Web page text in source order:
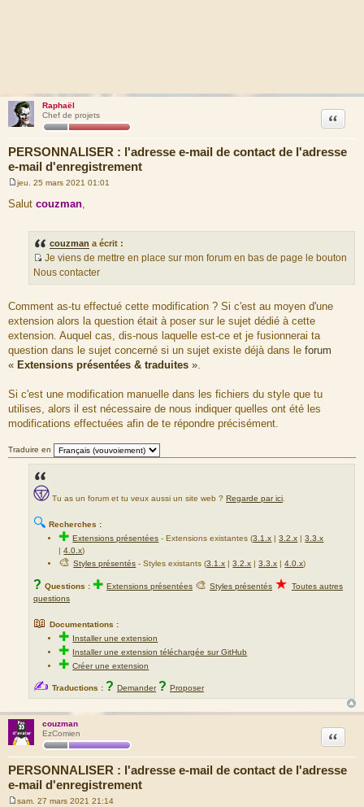
Raphaël
Chef de projets
PERSONNALISER : l'adresse e-mail de contact de l'adresse
e-mail d'enregistrement
Citation
M
e
s
jeu. 25 mars 2021 01:01
Salut couzman
couzman a écrit :
S
o
r
c
e
d
u
e
s
s
g
e
Je viens de mettre en place sur mon forum en bas de page le bouton
Nous contacter
Comment as-tu effectué cette modification ? Si c'est au moyen d'une
extension alors la question était à poser sur le sujet dédié à cette
extension. Auquel cas, dis-nous laquelle est-ce et je fusionnerai ta
question dans le sujet concerné si un sujet existe déjà dans le forum
« Extensions présentées & traduites »
Si c'est une modification manuelle dans les fichiers du style que tu
utilises, alors il est nécessaire de nous indiquer quelles ont été les
modifications effectuées afin de te répondre précisément.
Traduire en
Tu as un forum et tu veux aussi un site web ? Regarde par ici
🔍 Recherches :
✚Extensions présentées -Extensions existantes (3.1.x |3.2.x |3.3.x
|4.0.x)
🎨Styles présentés - Styles existants (3.1.x |3.2.x |3.3.x |4.0.x)
? Questions : ✚ Extensions présentées 🎨 Styles présentés ★ Toutes autres
questions
📖 Documentations :
✚ Installer une extension
✚ Installer une extension téléchargée sur GitHub
✚Créer une extension
✍ Traductions : ? Demander ? Proposer
couzman
EzComien
PERSONNALISER : l'adresse e-mail de contact de l'adresse
e-mail d'enregistrement
Citation
sam. 27 mars 2021 21:14